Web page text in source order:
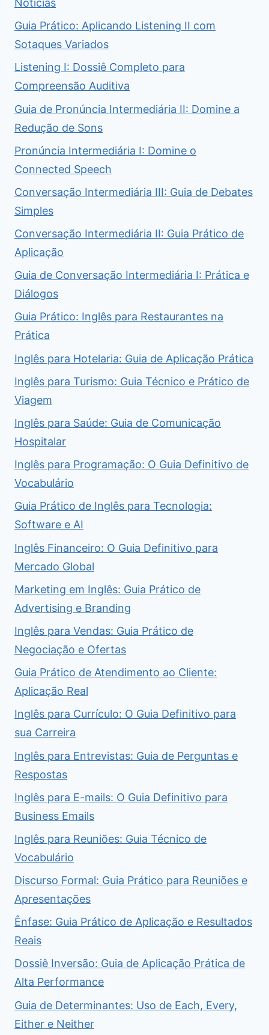
Notícias
Guia Prático: Aplicando Listening II com
Sotaques Variados
Listening I: Dossiê Completo para
Compreensão Auditiva
Guia de Pronúncia Intermediária II: Domine a
Redução de Sons
Pronúncia Intermediária I: Domine o
Connected Speech
Conversação Intermediária III: Guia de Debates
Simples
Conversação Intermediária II: Guia Prático de
Aplicação
Guia de Conversação Intermediária I: Prática e
Diálogos
Guia Prático: Inglês para Restaurantes na
Prática
Inglês para Hotelaria: Guia de Aplicação Prática
Inglês para Turismo: Guia Técnico e Prático de
Viagem
Inglês para Saúde: Guia de Comunicação
Hospitalar
Inglês para Programação: O Guia Definitivo de
Vocabulário
Guia Prático de Inglês para Tecnologia:
Software e AI
Inglês Financeiro: O Guia Definitivo para
Mercado Global
Marketing em Inglês: Guia Prático de
Advertising e Branding
Inglês para Vendas: Guia Prático de
Negociação e Ofertas
Guia Prático de Atendimento ao Cliente:
Aplicação Real
Inglês para Currículo: O Guia Definitivo para
sua Carreira
Inglês para Entrevistas: Guia de Perguntas e
Respostas
Inglês para E-mails: O Guia Definitivo para
Business Emails
Inglês para Reuniões: Guia Técnico de
Vocabulário
Discurso Formal: Guia Prático para Reuniões e
Apresentações
Ênfase: Guia Prático de Aplicação e Resultados
Reais
Dossiê Inversão: Guia de Aplicação Prática de
Alta Performance
Guia de Determinantes: Uso de Each, Every,
Either e Neither